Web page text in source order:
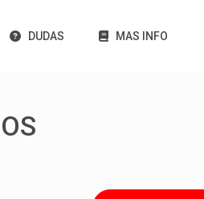
DUDAS MAS INFO